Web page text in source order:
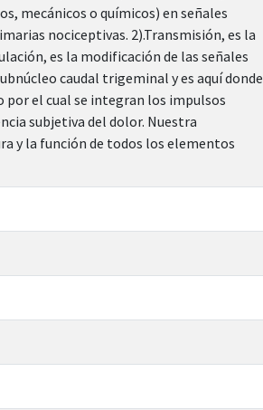
mecánicos o químicos) en señales
nociceptivas. 2).Transmisión, es la
es la modificación de las señales
caudal trigeminal y es aquí donde
por el cual se integran los impulsos
subjetiva del dolor. Nuestra
y la función de todos los elementos